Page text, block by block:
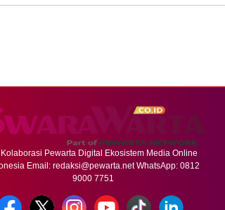
Kolaborasi Pewarta Digital Ekosistem Media Online
Email: redaksi@pewarta.netWhatsApp: 0812
9000 7751